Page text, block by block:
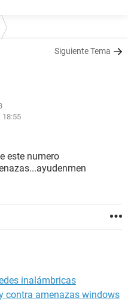
Siguiente Tema
18:55
este numero
inalámbricas
contra amenazas windows